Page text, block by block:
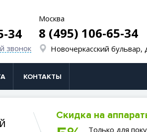
34
звонок
Москва
8 (495) 106-65-34
Новочеркасский бульвар,
КОНТАКТЫ
Скидка на
Только для